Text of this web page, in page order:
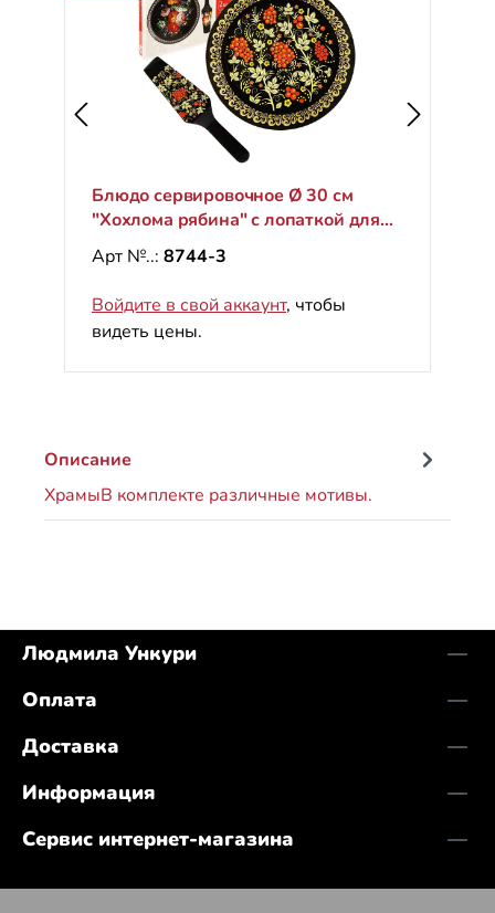
Блюдо сервировочное Ø 30 см
"Хохлома рябина" с лопаткой для
торта
Арт №..: 8744-3
Войдите в свой аккаунт, чтобы
видеть цены.
Описание
ХрамыВ комплекте различные мотивы.
Людмила Ункури
Оплата
Доставка
Информация
Сервис интернет-магазина